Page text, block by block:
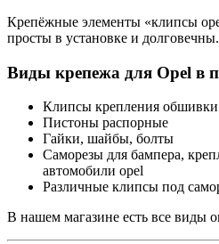
Крепёжные элементы «клипсы
просты в установке и долговечны.
Виды крепежа для Opel в
Клипсы крепления обшивки
Пистоны распорные
Гайки, шайбы, болты
Саморезы для бампера,
автомобили opel
Различные клипсы под
В нашем магазине есть все виды